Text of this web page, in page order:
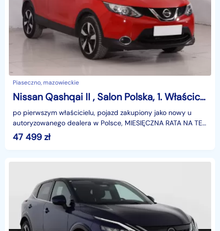
Piaseczno, mazowieckie
Nissan Qashqai II , Salon Polska, 1. Właściciel, Serwis ASO, Automat, Navi,
po pierwszym właścicielu, pojazd zakupiony jako nowy u
autoryzowanego dealera w Polsce, MIESIĘCZNA RATA NA TEN
SAMOCHÓD JUŻ OD 283 PLN*Podana w ogłoszeniu loka
47 499 zł